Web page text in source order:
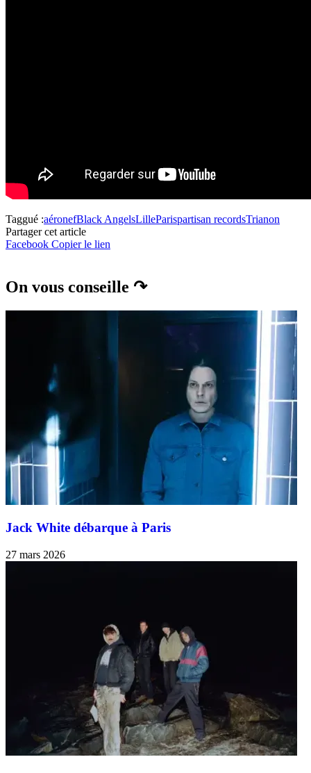
Taggué :aéronefBlack AngelsLilleParispartisan recordsTrianon
Partager cet article
Facebook Copier le lien
On vous conseille ↷
Jack White débarque à Paris
27 mars 2026